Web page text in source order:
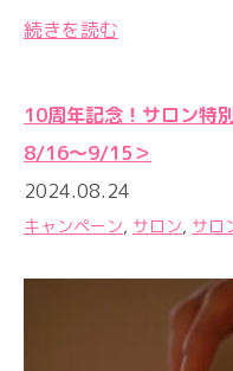
続きを読む
10周年記念！サロン特
8/16〜9/15＞
2024.08.24
キャンペーン, サロン, サロ